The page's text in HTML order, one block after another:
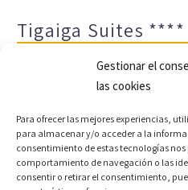
Gestionar el
las cookies
Para ofrecer las mejores experiencias,
para almacenar y/o acceder a la
consentimiento de estas tecnologías
comportamiento de navegación o las
consentir o retirar el consentimiento,
Tigaiga Suites ****
Aviso legal y política de